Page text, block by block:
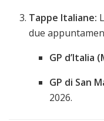
Tappe Italiane:
due
GP d’Italia
GP di San
2026.